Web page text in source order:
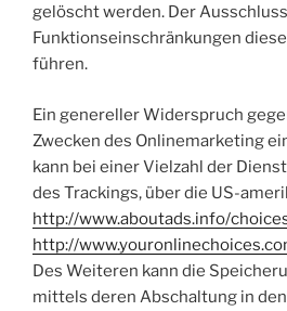
gelöscht werden. Der
Funktionseinschränkungen
führen.
Ein genereller Widerspruch
Zwecken des Onlinemarketing
kann bei einer Vielzahl der
des Trackings, über die US-
http://www.aboutads.info/
http://
Des Weiteren kann die
mittels deren Abschaltung in